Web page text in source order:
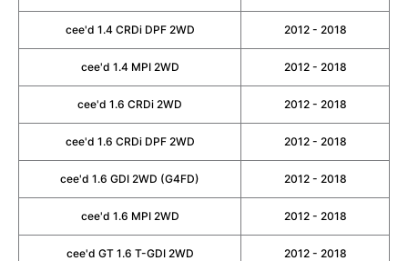
cee'd 1.4 CRDi DPF 2WD 2012 - 2018
cee'd 1.4 MPI 2WD 2012 - 2018
cee'd 1.6 CRDi 2WD 2012 - 2018
cee'd 1.6 CRDi DPF 2WD 2012 - 2018
cee'd 1.6 GDI 2WD (G4FD) 2012 - 2018
cee'd 1.6 MPI 2WD 2012 - 2018
cee'd GT 1.6 T-GDI 2WD 2012 - 2018